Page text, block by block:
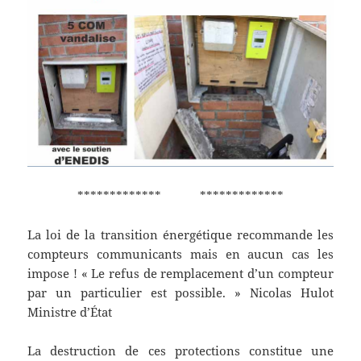
************* *************
La loi de la transition énergétique recommande les
compteurs communicants mais en aucun cas les
impose ! « Le refus de remplacement d’un compteur
par un particulier est possible. » Nicolas Hulot
Ministre d’État
La destruction de ces protections constitue une